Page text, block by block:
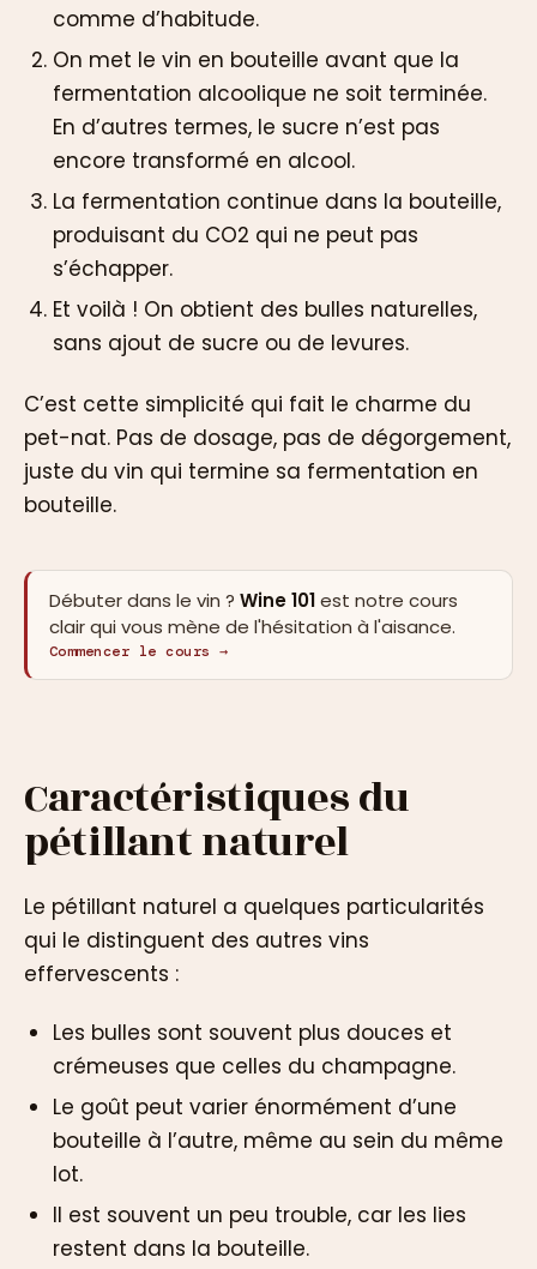
comme d’habitude.
On met le vin en bouteille avant que la
fermentation alcoolique ne soit terminée.
En d’autres termes, le sucre n’est pas
encore transformé en alcool.
La fermentation continue dans la bouteille,
produisant du CO2 qui ne peut pas
s’échapper.
Et voilà ! On obtient des bulles naturelles,
sans ajout de sucre ou de levures.
C’est cette simplicité qui fait le charme du
pet-nat. Pas de dosage, pas de dégorgement,
juste du vin qui termine sa fermentation en
bouteille.
Débuter dans le vin ? Wine 101est notre cours
clair qui vous mène de l'hésitation à l'aisance.
Commencer le cours →
Caractéristiques du
pétillant naturel
Le pétillant naturel a quelques particularités
qui le distinguent des autres vins
effervescents :
Les bulles sont souvent plus douces et
crémeuses que celles du champagne.
Le goût peut varier énormément d’une
bouteille à l’autre, même au sein du même
lot.
Il est souvent un peu trouble, car les lies
restent dans la bouteille.